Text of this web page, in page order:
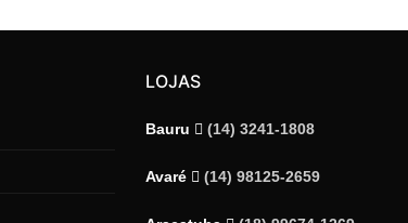
LOJAS
Bauru (14) 3241-1808
Avaré (14) 98125-2659